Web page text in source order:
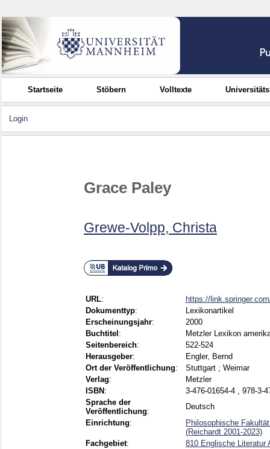
Startseite Stöbern Volltexte
Login
Grace Paley
Grewe-Volpp, Christa
URL:
https://
Dokumenttyp:
Lexikonartikel
Erscheinungsjahr:
2000
Buchtitel :
Metzler Lexikon
Seitenbereich:
522-524
Herausgeber:
Engler, Bernd
Ort der Veröffentlichung:
Stuttgart ; Weimar
Verlag:
Metzler
ISBN :
3-476-01654-4 , 978-3-
Sprache der
Veröffentlichung:
Deutsch
Einrichtung:
Philosophische
(Reichardt 2001-2023)
Fachgebiet: 810 Englische Literatur